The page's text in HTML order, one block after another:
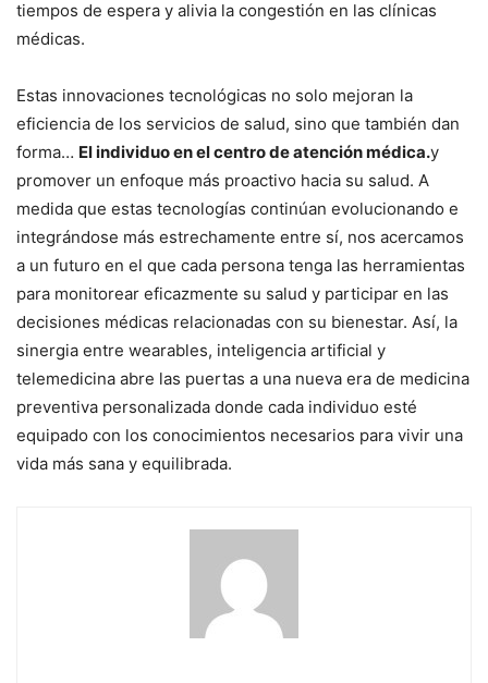
tiempos de espera y alivia la congestión en las clínicas
médicas.
Estas innovaciones tecnológicas no solo mejoran la
eficiencia de los servicios de salud, sino que también dan
forma… El individuo en el centro de atención médica.y
promover un enfoque más proactivo hacia su salud. A
medida que estas tecnologías continúan evolucionando e
integrándose más estrechamente entre sí, nos acercamos
a un futuro en el que cada persona tenga las herramientas
para monitorear eficazmente su salud y participar en las
decisiones médicas relacionadas con su bienestar. Así, la
sinergia entre wearables, inteligencia artificial y
telemedicina abre las puertas a una nueva era de medicina
preventiva personalizada donde cada individuo esté
equipado con los conocimientos necesarios para vivir una
vida más sana y equilibrada.